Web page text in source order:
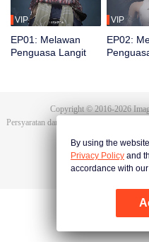
VIP
EP01: Melawan
Penguasa Langit
VIP
EP02:
Copyright © 2016-2026
Persyaratan dan Ketentuan
By using the
Privacy Policy and
accordance with our